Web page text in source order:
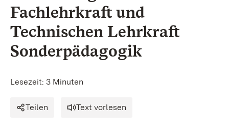
Fachlehrkraft und
Technischen Lehrkraft
Sonderpädagogik
Lesezeit: 3 Minuten
Teilen Text vorlesen